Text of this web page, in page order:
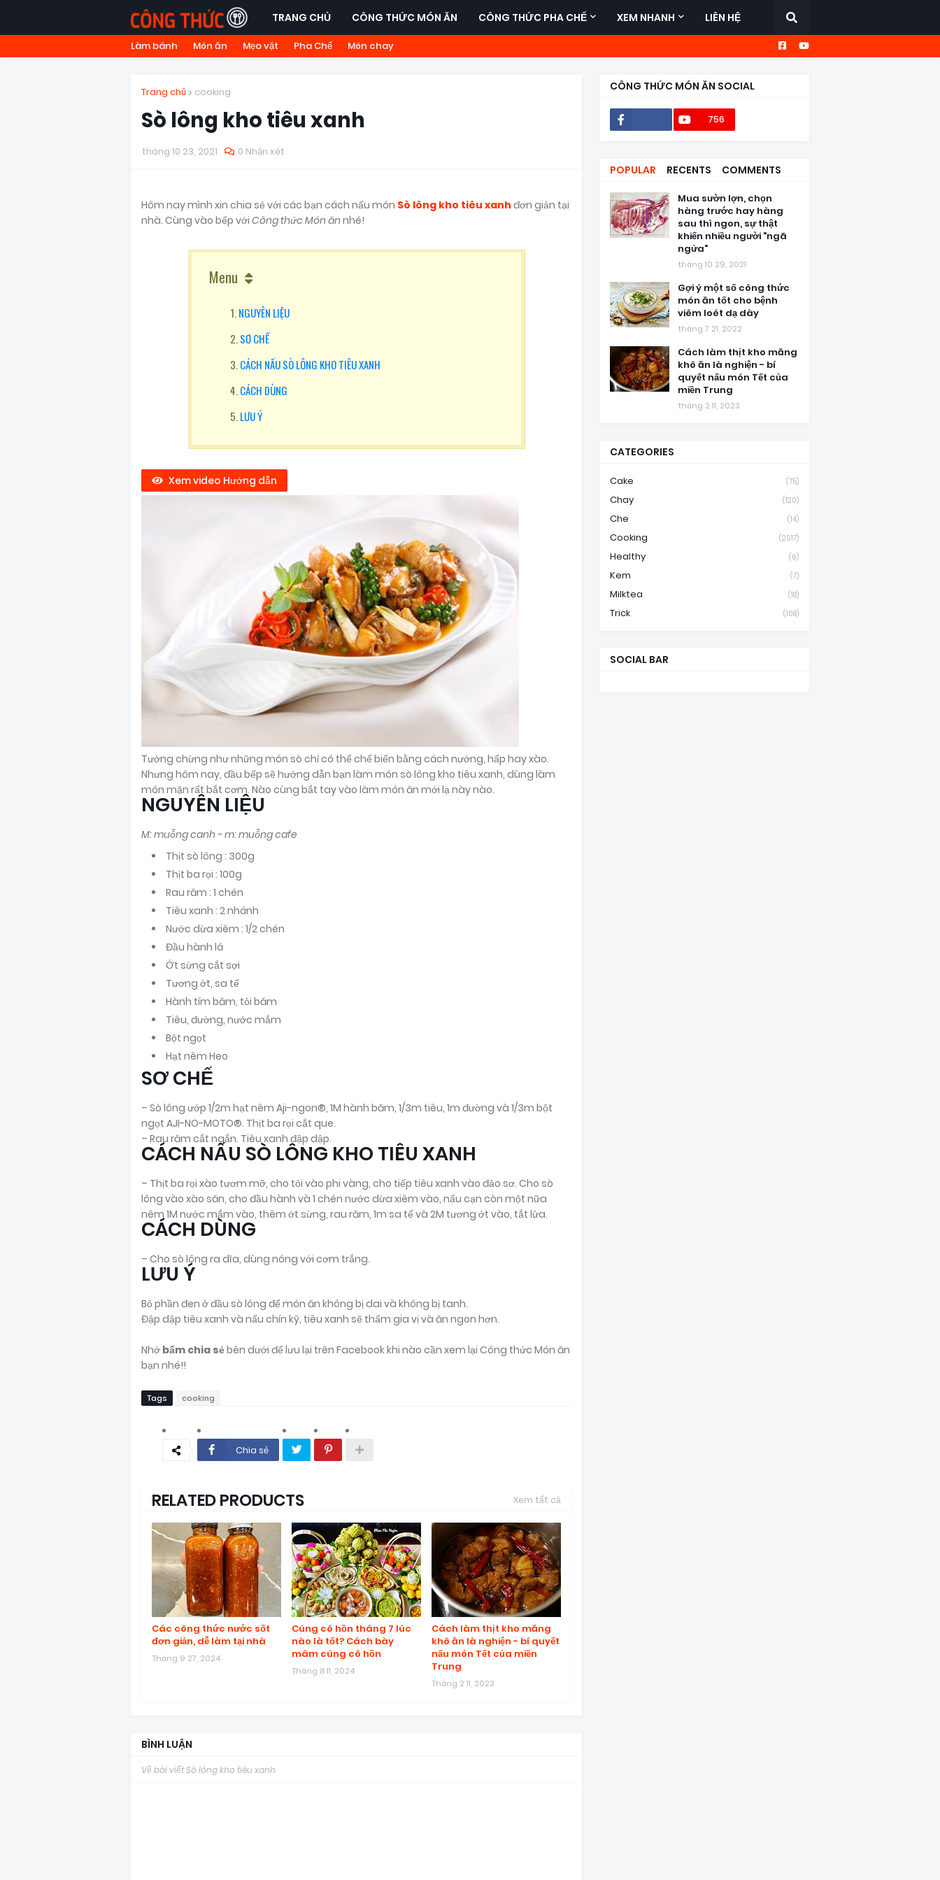
TRANG CHỦ CÔNG THỨC MÓN ĂN CÔNG THỨC PHA CHẾ XEM NHANH LIÊN HỆ
Làm bánh Món ăn Mẹo vặt Pha Chế Món chay
Trang chủ cooking
Sò lông kho tiêu xanh
tháng 10 23, 2021 0 Nhận xét
Hôm nay mình xin chia sẻ với các bạn cách nấu món Sò lông kho tiêu xanh đơn giản tại
nhà. Cùng vào bếp với Công thức Món ănnhé!
Menu
NGUYÊN LIỆU
SƠ CHẾ
CÁCH NẤU SÒ LÔNG KHO TIÊU XANH
CÁCH DÙNG
LƯU Ý
Xem video Hướng dẫn
Tưởng chừng như những món sò chỉ có thể chế biến bằng cách nướng, hấp hay xào.
Nhưng hôm nay, đầu bếp sẽ hướng dẫn bạn làm món sò lông kho tiêu xanh, dùng làm
món mặn rất bắt cơm. Nào cùng bắt tay vào làm món ăn mới lạ này nào.
NGUYÊN LIỆU
M: muỗng canh - m: muỗng cafe
Thịt sò lông : 300g
Thịt ba rọi : 100g
Rau răm : 1 chén
Tiêu xanh : 2 nhánh
Nước dừa xiêm : 1/2 chén
Đầu hành lá
Ớt sừng cắt sợi
Tương ớt, sa tế
Hành tím băm, tỏi băm
Tiêu, đường, nước mắm
Bột ngọt
Hạt nêm Heo
SƠ CHẾ
– Sò lông ướp 1/2m hạt nêm Aji-ngon®, 1M hành băm, 1/3m tiêu, 1m đường và 1/3m bột
ngọt AJI-NO-MOTO®. Thịt ba rọi cắt que.
– Rau răm cắt ngắn. Tiêu xanh đập dập.
CÁCH NẤU SÒ LÔNG KHO TIÊU XANH
– Thịt ba rọi xào tươm mỡ, cho tỏi vào phi vàng, cho tiếp tiêu xanh vào đảo sơ. Cho sò
lông vào xào săn, cho đầu hành và 1 chén nước dừa xiêm vào, nấu cạn còn một nữa
nêm 1M nước mắm vào, thêm ớt sừng, rau răm, 1m sa tế và 2M tương ớt vào, tắt lửa.
CÁCH DÙNG
– Cho sò lông ra dĩa, dùng nóng với cơm trắng.
LƯU Ý
Bỏ phần đen ở đầu sò lông để món ăn không bị dai và không bị tanh.
Đập dập tiêu xanh và nấu chín kỹ, tiêu xanh sẽ thấm gia vị và ăn ngon hơn.
Nhớ bấm chia sẻbên dưới để lưu lại trên Facebook khi nào cần xem lại Công thức Món ăn
bạn nhé!!
Tags cooking
Chia sẻ
RELATED PRODUCTS Xem tất cả
Các công thức nước sốt
đơn giản, dễ làm tại nhà
Tháng 9 27, 2024
Cúng cô hồn tháng 7 lúc
nào là tốt? Cách bày
mâm cúng cô hồn
Tháng 8 11, 2024
Cách làm thịt kho măng
khô ăn là nghiện - bí quyết
nấu món Tết của miền
Trung
Tháng 2 11, 2023
BÌNH LUẬN
Về bài viết Sò lông kho tiêu xanh
CÔNG THỨC MÓN ĂN SOCIAL
756
POPULAR RECENTS COMMENTS
Mua sườn lợn, chọn
hàng trước hay hàng
sau thì ngon, sự thật
khiến nhiều người "ngã
ngửa"
tháng 10 29, 2021
Gợi ý một số công thức
món ăn tốt cho bệnh
viêm loét dạ dày
tháng 7 21, 2022
Cách làm thịt kho măng
khô ăn là nghiện - bí
quyết nấu món Tết của
miền Trung
tháng 2 11, 2023
CATEGORIES
Cake (75)
Chay (120)
Che (14)
Cooking (2017)
Healthy (6)
Kem (7)
Milktea (18)
Trick (108)
SOCIAL BAR